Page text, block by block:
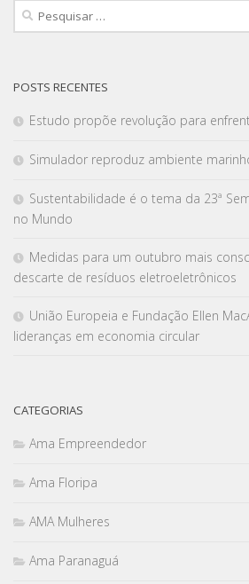
POSTS RECENTES
Estudo propõe revolução para
Simulador reproduz ambiente
Sustentabilidade é o tema da 23ª
no Mundo
Medidas para um outubro mais
descarte de resíduos eletroeletrônicos
União Europeia e Fundação Ellen
lideranças em economia circular
CATEGORIAS
Ama Empreendedor
Ama Floripa
AMA Mulheres
Ama Paranaguá